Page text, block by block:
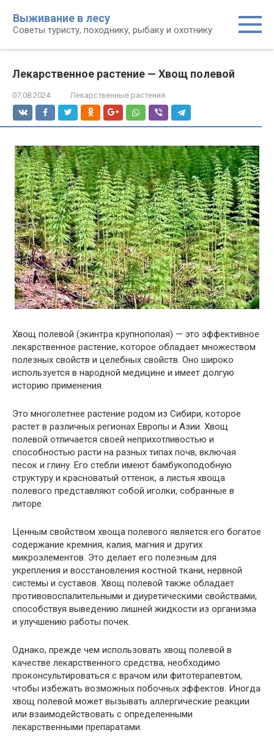
контенту
Выживание в лесу
Советы туристу, походнику, рыбаку и охотнику
Лекарственное растение — Хвощ полевой
07.08.2024 Лекарственные растения
Хвощ полевой (экинтра крупнополая) — это эффективное
лекарственное растение, которое обладает множеством
полезных свойств и целебных свойств. Оно широко
используется в народной медицине и имеет долгую
историю применения.
Это многолетнее растение родом из Сибири, которое
растет в различных регионах Европы и Азии. Хвощ
полевой отличается своей неприхотливостью и
способностью расти на разных типах почв, включая
песок и глину. Его стебли имеют бамбукоподобную
структуру и красноватый оттенок, а листья хвоща
полевого представляют собой иголки, собранные в
литоре.
Ценным свойством хвоща полевого является его богатое
содержание кремния, калия, магния и других
микроэлементов. Это делает его полезным для
укрепления и восстановления костной ткани, нервной
системы и суставов. Хвощ полевой также обладает
противовоспалительными и диуретическими свойствами,
способствуя выведению лишней жидкости из организма
и улучшению работы почек.
Однако, прежде чем использовать хвощ полевой в
качестве лекарственного средства, необходимо
проконсультироваться с врачом или фитотерапевтом,
чтобы избежать возможных побочных эффектов. Иногда
хвощ полевой может вызывать аллергические реакции
или взаимодействовать с определенными
лекарственными препаратами.